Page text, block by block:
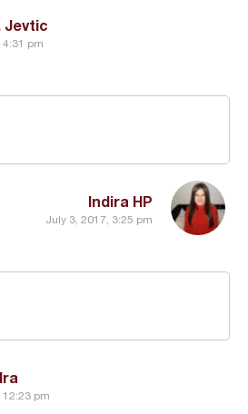
Jevtic
4:31 pm
Indira HP
July 3, 2017, 3:25 pm
12:23 pm